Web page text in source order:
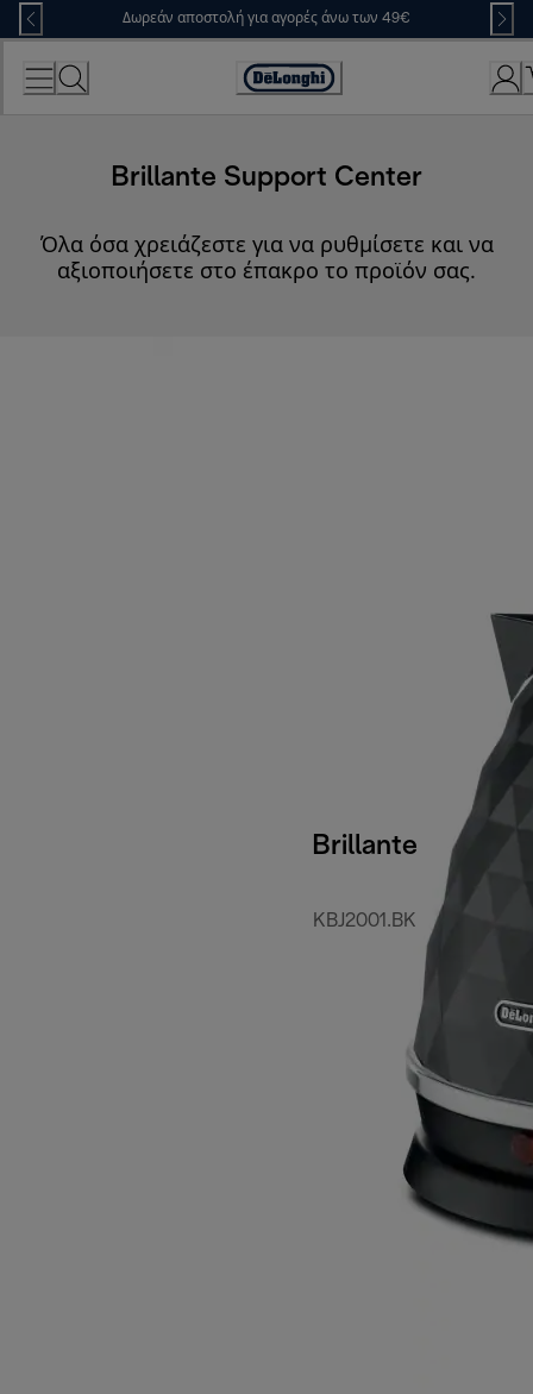
Skip
to
Content
Δωρεάν αποστολή για αγορές άνω των 49€
Accessibility
Brillante Support Center
Όλα όσα χρειάζεστε για να ρυθμίσετε και να
αξιοποιήσετε στο έπακρο το προϊόν σας.
Brillante
KBJ2001.BK